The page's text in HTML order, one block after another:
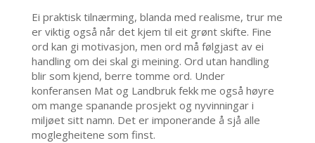
Ei praktisk tilnærming, blanda med realisme, trur me
er viktig også når det kjem til eit grønt skifte. Fine
ord kan gi motivasjon, men ord må følgjast av ei
handling om dei skal gi meining. Ord utan handling
blir som kjend, berre tomme ord. Under
konferansen Mat og Landbruk fekk me også høyre
om mange spanande prosjekt og nyvinningar i
miljøet sitt namn. Det er imponerande å sjå alle
moglegheitene som finst.